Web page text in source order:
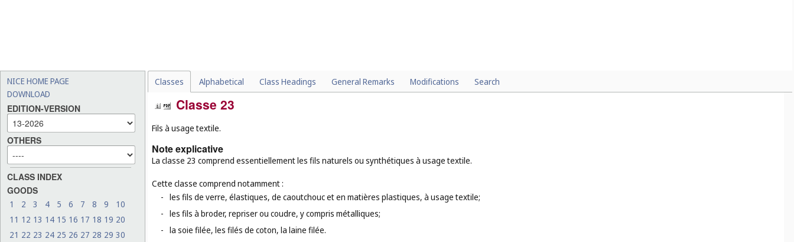
NICE HOME PAGE
DOWNLOAD
EDITION-VERSION
OTHERS
CLASS INDEX
GOODS
1 2 3 4 5 6 7 8 9
10
11 12 13 14 15 16 17 18 19 20
21 22 23 24 25 26 27 28 29 30
Classes Alphabetical Class Headings General Remarks Modifications Search
Classe 23
Fils à usage textile.
Note explicative
La classe 23 comprend essentiellement les fils naturels ou synthétiques à usage textile.
Cette classe comprend notamment :
- les fils de verre, élastiques, de caoutchouc et en matières plastiques, à usage textile;
- les fils à broder, repriser ou coudre, y compris métalliques;
- la soie filée, les filés de coton, la laine filée.